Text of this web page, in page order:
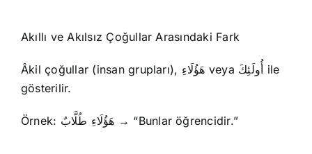
Akıllı ve Akılsız Çoğullar Arasındaki Fark
Âkil çoğullar (insan grupları), هَؤُلَاءِ veya أُولَئِكَ ile
gösterilir.
Örnek: هَؤُلَاءِ طُلَّابٌ → “Bunlar öğrencidir.”